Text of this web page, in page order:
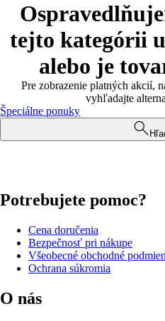
tejto kategórii
alebo je
Pre zobrazenie platných akcií,
vyhľadajte
Špeciálne ponuky
Potrebujete pomoc?
Cena doručenia
Bezpečnosť pri nákupe
Všeobecné obchodné
Ochrana súkromia
O nás